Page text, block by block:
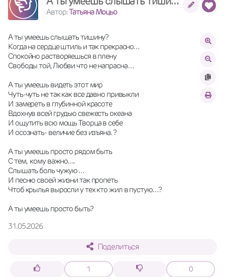
Автор:Татьяна Моцьо
А ты умеешь слышать тишину?
Когда на сердце штиль и так прекрасно…
Спокойно растворяешься в плену
Свободы той, Любви что не напрасна …
А ты умеешь видеть этот мир
Чуть-чуть не так как все давно привыкли
И замереть в глубинной красоте
Вдохнув всей грудью свежесть океана
И ощутить всю мощь Творца в себе
И осознать- величие без изъяна. ?
А ты умеешь просто рядом быть
С тем,  кому важно….
Слышать боль чужую …
И песню своей жизни так пропеть
Чтоб крылья выросли у тех кто жил в пустую…?
А ты умеешь просто быть?
31.05.2026
Поделиться
1 0